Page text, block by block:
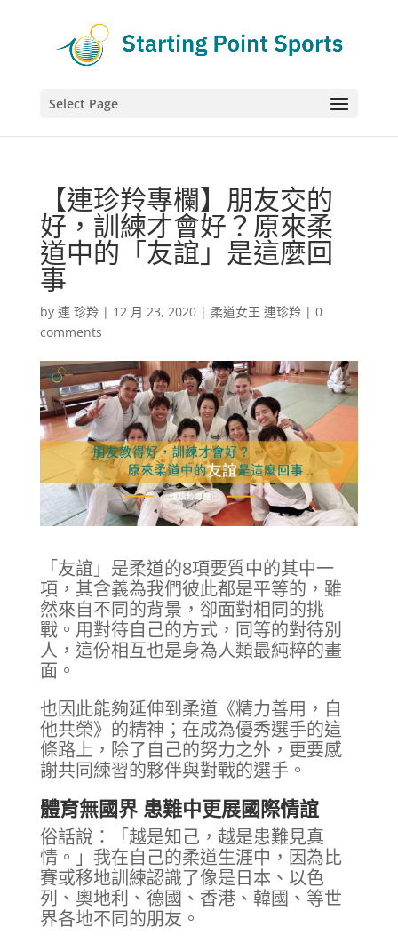
Select Page
【連珍羚專欄】朋友交的
好，訓練才會好？原來柔
道中的「友誼」是這麼回
事
by 連 珍羚| 12 月 23, 2020| 柔道女王 連珍羚| 0
comments
「友誼」是柔道的8項要質中的其中一
項，其含義為我們彼此都是平等的，雖
然來自不同的背景，卻面對相同的挑
戰。用對待自己的方式，同等的對待別
人，這份相互也是身為人類最純粹的畫
面。
也因此能夠延伸到柔道《精力善用，自
他共榮》的精神；在成為優秀選手的這
條路上，除了自己的努力之外，更要感
謝共同練習的夥伴與對戰的選手。
體育無國界 患難中更展國際情誼
俗話說：「越是知己，越是患難見真
情。」我在自己的柔道生涯中，因為比
賽或移地訓練認識了像是日本、以色
列、奧地利、德國、香港、韓國、等世
界各地不同的朋友。